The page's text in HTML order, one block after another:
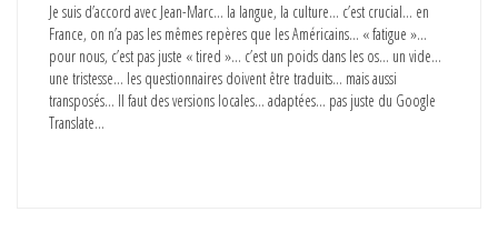
Je suis d’accord avec Jean-Marc… la langue, la culture… c’est crucial… en
France, on n’a pas les mêmes repères que les Américains… « fatigue »…
pour nous, c’est pas juste « tired »… c’est un poids dans les os… un vide…
une tristesse… les questionnaires doivent être traduits… mais aussi
transposés… Il faut des versions locales… adaptées… pas juste du Google
Translate…